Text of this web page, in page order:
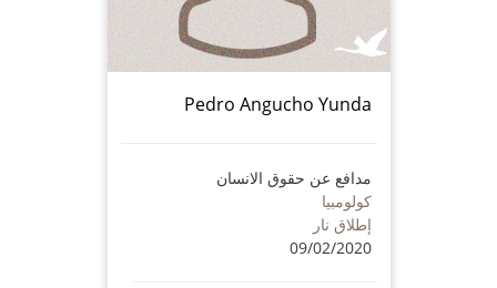
Pedro Angucho Yunda
مدافع عن حقوق الانسان
كولومبيا
إطلاق نار
09/02/2020